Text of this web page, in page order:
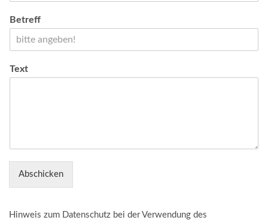
Betreff
Text
Abschicken
Hinweis zum Datenschutz bei der Verwendung des